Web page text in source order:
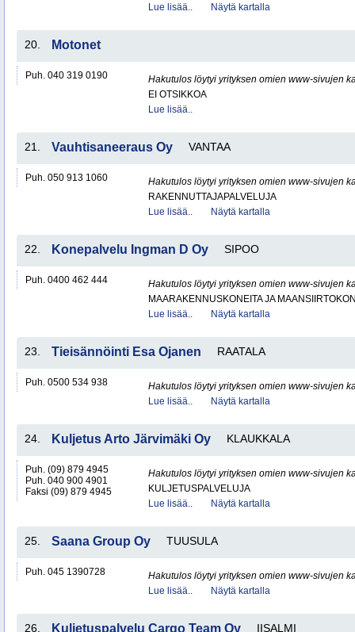
Lue lisää..
Näytä kartalla
20. Motonet
Puh. 040 319 0190
Hakutulos löytyi yrityksen omien www-sivujen
EI OTSIKKOA
Lue lisää..
21. Vauhtisaneeraus Oy VANTAA
Puh. 050 913 1060
Hakutulos löytyi yrityksen omien www-sivujen
RAKENNUTTAJAPALVELUJA
Lue lisää..
Näytä kartalla
22. Konepalvelu Ingman D Oy SIPOO
Puh. 0400 462 444
Hakutulos löytyi yrityksen omien www-sivujen
MAARAKENNUSKONEITA JA
Lue lisää..
Näytä kartalla
23. Tieisännöinti Esa Ojanen RAATALA
Puh. 0500 534 938
Hakutulos löytyi yrityksen omien www-sivujen
Lue lisää..
Näytä kartalla
24. Kuljetus Arto Järvimäki Oy KLAUKKALA
Puh. (09) 879 4945
Puh. 040 900 4901
Faksi (09) 879 4945
Hakutulos löytyi yrityksen omien www-sivujen
KULJETUSPALVELUJA
Lue lisää..
Näytä kartalla
25. Saana Group Oy TUUSULA
Puh. 045 1390728
Hakutulos löytyi yrityksen omien www-sivujen
Lue lisää..
Näytä kartalla
26. Kuljetuspalvelu Cargo Team Oy IISALMI